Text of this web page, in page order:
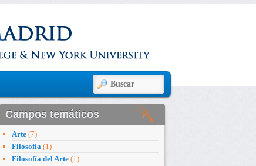
BUSCAR
Campos temáticos
Arte (7)
Filosofía (1)
Filosofía del Arte (1)